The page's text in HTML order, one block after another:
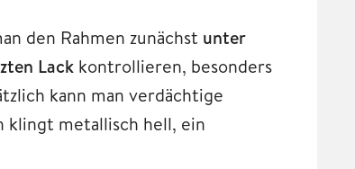
den Rahmen zunächst unter
Lack kontrollieren, besonders
kann man verdächtige
klingt metallisch hell, ein